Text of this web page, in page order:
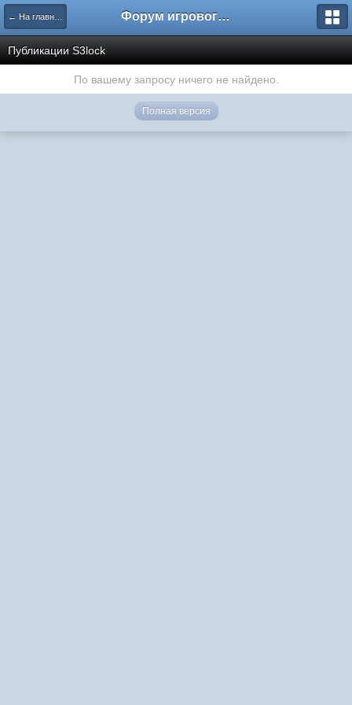
← На главную Форум игрового проекта Riverrise
Публикации S3lock
По вашему запросу ничего не найдено.
Полная версия